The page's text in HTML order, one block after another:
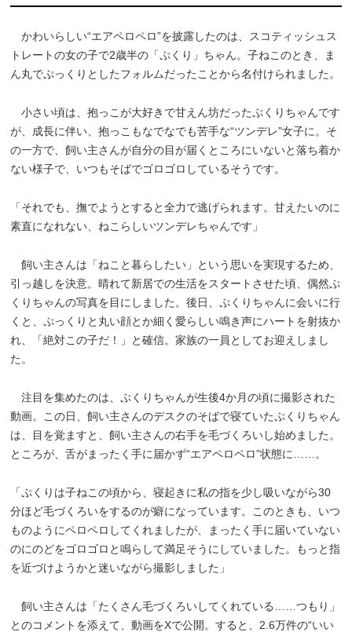
かわいらしい“エアペロペロ”を披露したのは、スコティッシュス
トレートの女の子で2歳半の「ぷくり」ちゃん。子ねこのとき、ま
ん丸でぷっくりとしたフォルムだったことから名付けられました。
小さい頃は、抱っこが大好きで甘えん坊だったぷくりちゃんです
が、成長に伴い、抱っこもなでなでも苦手な“ツンデレ”女子に。そ
の一方で、飼い主さんが自分の目が届くところにいないと落ち着か
ない様子で、いつもそばでゴロゴロしているそうです。
「それでも、撫でようとすると全力で逃げられます。甘えたいのに
素直になれない、ねこらしいツンデレちゃんです」
飼い主さんは「ねこと暮らしたい」という思いを実現するため、
引っ越しを決意。晴れて新居での生活をスタートさせた頃、偶然ぷ
くりちゃんの写真を目にしました。後日、ぷくりちゃんに会いに行
くと、ぷっくりと丸い顔とか細く愛らしい鳴き声にハートを射抜か
れ、「絶対この子だ！」と確信。家族の一員としてお迎えしまし
た。
注目を集めたのは、ぷくりちゃんが生後4か月の頃に撮影された
動画。この日、飼い主さんのデスクのそばで寝ていたぷくりちゃん
は、目を覚ますと、飼い主さんの右手を毛づくろいし始めました。
ところが、舌がまったく手に届かず“エアペロペロ”状態に……。
「ぷくりは子ねこの頃から、寝起きに私の指を少し吸いながら30
分ほど毛づくろいをするのが癖になっています。このときも、いつ
ものようにペロペロしてくれましたが、まったく手に届いていない
のにのどをゴロゴロと鳴らして満足そうにしていました。もっと指
を近づけようかと迷いながら撮影しました」
飼い主さんは「たくさん毛づくろいしてくれている……つもり」
とのコメントを添えて、動画をXで公開。すると、2.6万件の“いい